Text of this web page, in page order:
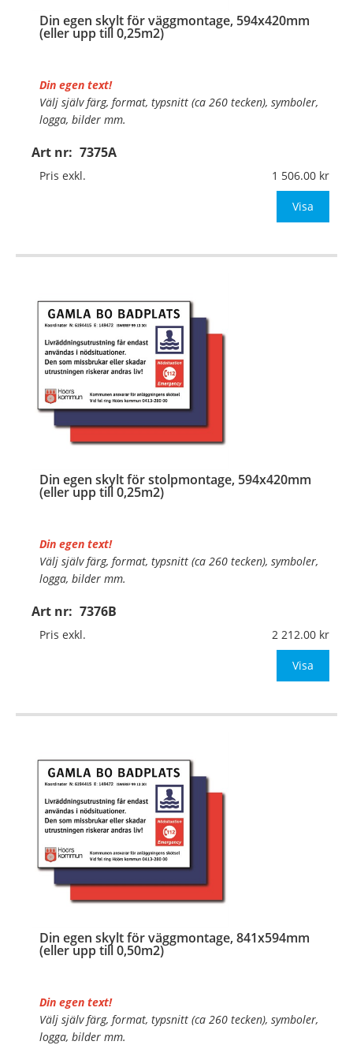
Din egen skylt för väggmontage, 594x420mm
(eller upp till 0,25m2)
Art nr: 7375A
Din egen text!
Välj själv färg, format, typsnitt (ca 260 tecken), symboler,
logga, bilder mm.
Material:Plan aluminium, 0,7mm (väggmontage)
Mått:594x420mm (eller annat mått upp till 0,25m²)
Pris exkl. 1 506.00
Visa
Din egen skylt för stolpmontage, 594x420mm
(eller upp till 0,25m2)
Art nr: 7376B
Din egen text!
Välj själv färg, format, typsnitt (ca 260 tecken), symboler,
logga, bilder mm.
Material:Kantvikt aluminium, 2mm (stolpmontage)
Mått:594x420mm (eller annat mått upp till 0,25m²)
Pris exkl. 2 212.00
Visa
Din egen skylt för väggmontage, 841x594mm
(eller upp till 0,50m2)
Din egen text!
Välj själv färg, format, typsnitt (ca 260 tecken), symboler,
logga, bilder mm.